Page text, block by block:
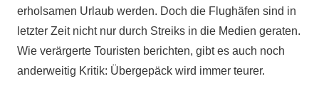
Februar
2015
y
et
orbi
erholsamen Urlaub werden. Doch die Flughäfen sind in
letzter Zeit nicht nur durch Streiks in die Medien geraten.
Wie verärgerte Touristen berichten, gibt es auch noch
anderweitig Kritik: Übergepäck wird immer teurer.